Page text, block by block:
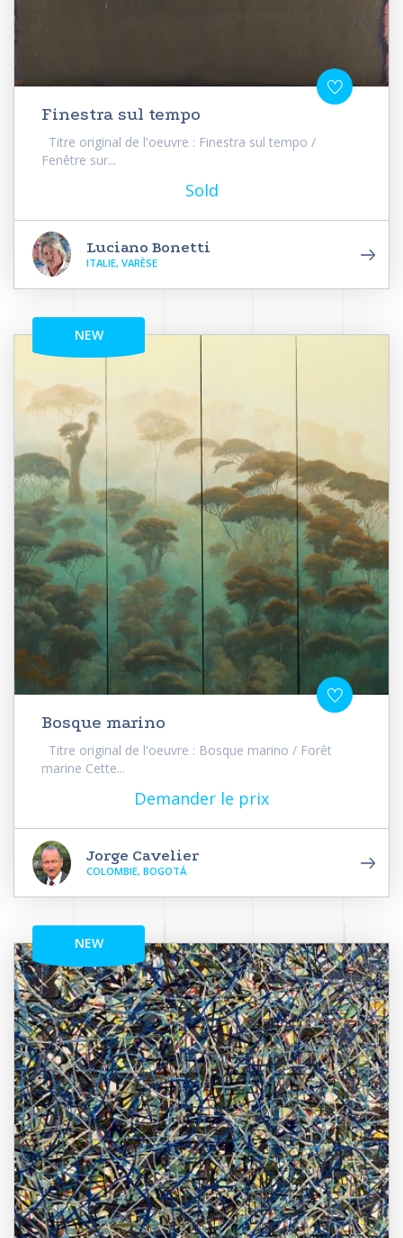
Finestra sul tempo
Titre original de l'oeuvre : Finestra sul tempo /
Fenêtre sur...
Sold
Luciano Bonetti
ITALIE, VARÈSE
NEW
Bosque marino
Titre original de l'oeuvre : Bosque marino / Forêt
marine Cette...
Demander le prix
Jorge Cavelier
COLOMBIE, BOGOTÁ
NEW